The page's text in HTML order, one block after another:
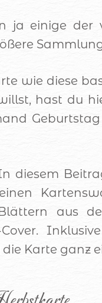
ja einige der
wie diese
hast du
diesem
aus
Cover.
die Karte ganz